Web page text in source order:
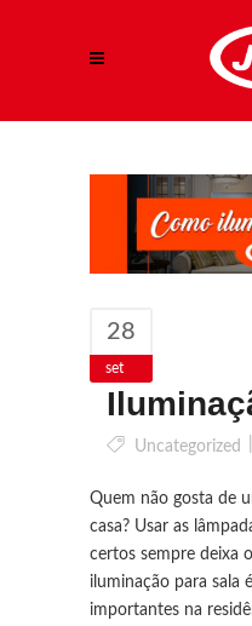
28
set
Uncategorized
Quem não gosta de
casa? Usar as
certos sempre deixa
iluminação para sala
importantes na